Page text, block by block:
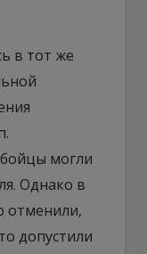
в тот же
могли
Однако в
отменили,
допустили